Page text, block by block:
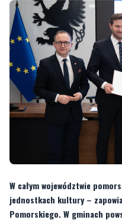
W całym województwie
jednostkach kultury –
istniejące obiekty zostaną
wyposażenie. A wszystko to
dofinansowania.